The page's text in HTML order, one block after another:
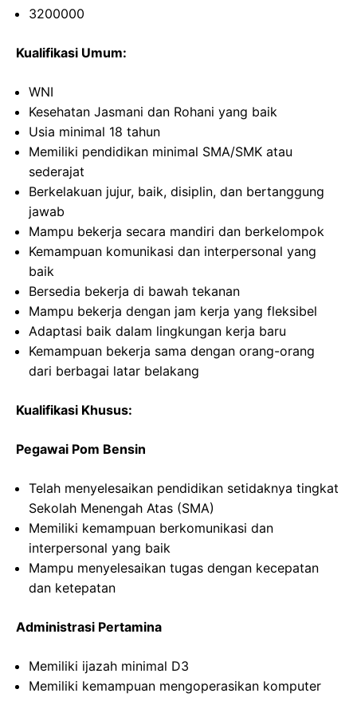
3200000
Kualifikasi Umum:
WNI
Kesehatan Jasmani dan Rohani yang baik
Usia minimal 18 tahun
Memiliki pendidikan minimal SMA/SMK atau
sederajat
Berkelakuan jujur, baik, disiplin, dan bertanggung
jawab
Mampu bekerja secara mandiri dan berkelompok
Kemampuan komunikasi dan interpersonal yang
baik
Bersedia bekerja di bawah tekanan
Mampu bekerja dengan jam kerja yang fleksibel
Adaptasi baik dalam lingkungan kerja baru
Kemampuan bekerja sama dengan orang-orang
dari berbagai latar belakang
Kualifikasi Khusus:
Pegawai Pom Bensin
Telah menyelesaikan pendidikan setidaknya tingkat
Sekolah Menengah Atas (SMA)
Memiliki kemampuan berkomunikasi dan
interpersonal yang baik
Mampu menyelesaikan tugas dengan kecepatan
dan ketepatan
Administrasi Pertamina
Memiliki ijazah minimal D3
Memiliki kemampuan mengoperasikan komputer